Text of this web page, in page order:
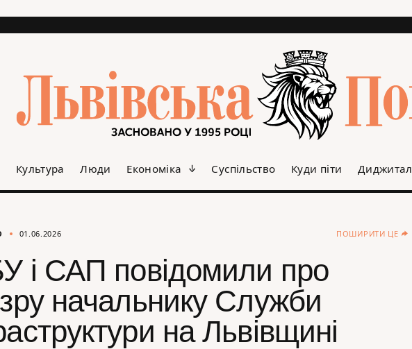
Культура Люди Економіка Суспільство Куди піти Диджитал
01.06.2026 ПОШИРИТИ ЦЕ
і САП повідомили про
начальнику Служби
на Львівщині